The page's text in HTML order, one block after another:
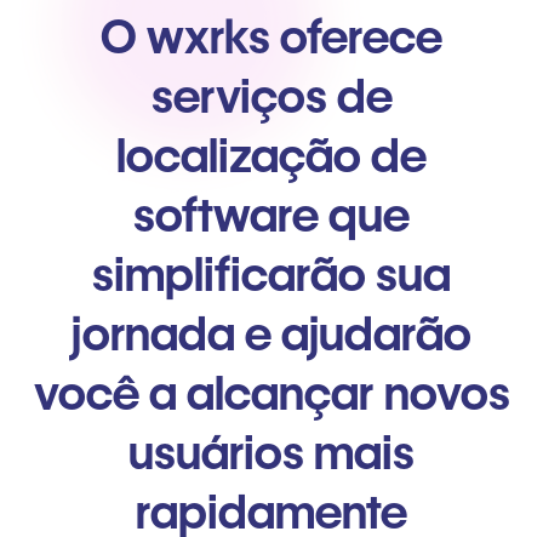
O wxrks oferece
serviços de
localização de
software que
simplificarão sua
jornada e ajudarão
você a alcançar novos
usuários mais
rapidamente